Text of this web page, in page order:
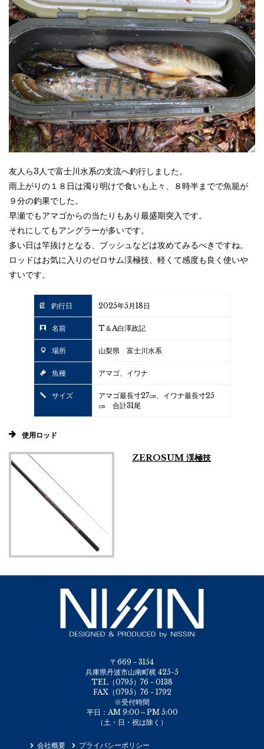
友人ら3人で富士川水系の支流へ釣行しました。
雨上がりの１８日は濁り明けで食いも上々、８時半までで魚籠が
９分の釣果でした。
早瀬でもアマゴからの当たりもあり最盛期突入です。
それにしてもアングラーが多いです。
多い日は竿抜けとなる、ブッシュなどは攻めてみるべきですね。
ロッドはお気に入りのゼロサム渓極技、軽くて感度も良く使いや
すいです。
釣行日 2025年5月18日
名前 T＆A白澤政記
場所 山梨県 富士川水系
魚種 アマゴ、イワナ
サイズ
アマゴ最長寸27㎝、イワナ最長寸25
㎝ 合計31尾
使用ロッド
ZEROSUM 渓極技
〒669－3154
兵庫県丹波市山南町梶 425-5
TEL（0795）76－0138
FAX（0795）76－1792
※受付時間
平日：AM 9:00～PM 5:00
（土・日・祝は除く）
会社概要 プライバシーポリシー